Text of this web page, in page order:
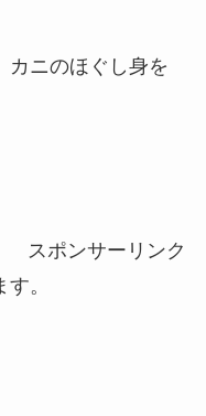
ニのほぐし身を
スポンサーリンク
。